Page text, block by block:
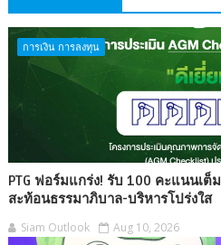
การเงิน การลงทุน
PTG ฟอร์มแกร่ง! รับ 100 คะแนนเ
สะท้อนธรรมาภิบาล-บริหารโปร่งใส
Siam Outlook Aug 10, 2026